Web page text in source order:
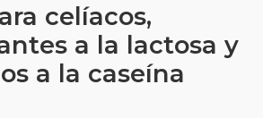
celíacos,
a la lactosa y
a la caseína